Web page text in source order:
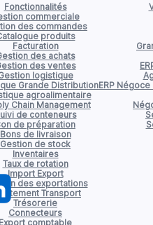
Fonctionnalités
commerciale
des commandes
produits
Facturation
des achats
des ventes
logistique
Grande Distribution
agroalimentaire
Chain Management
de conteneurs
de préparation
Bons de livraison
Gestion de stock
Inventaires
Taux de rotation
Import Export
des exportations
Transport
Trésorerie
Connecteurs
Export comptable
ERP